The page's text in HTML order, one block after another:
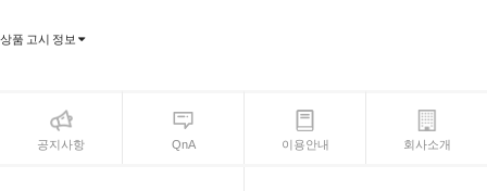
상품 고시 정보
공지사항 QnA 이용안내 회사소개